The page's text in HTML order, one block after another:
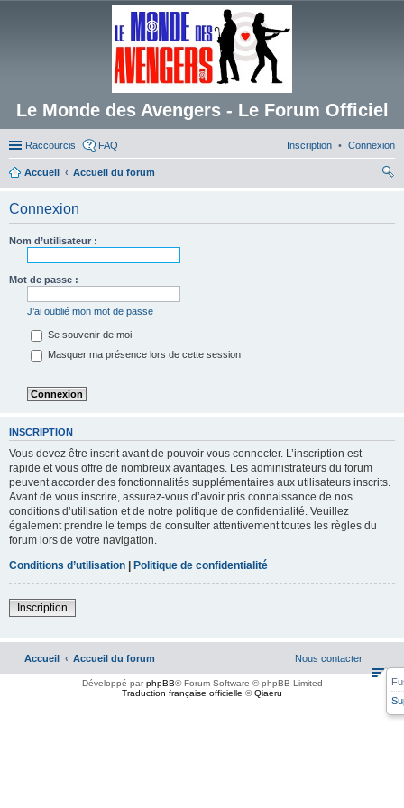
Le Monde des Avengers - Le Forum Officiel
Raccourcis FAQ Connexion
Inscription
Accueil
Accueil du forum
Connexion
Nom d’utilisateur :
Mot de passe :
J’ai oublié mon mot de passe
Se souvenir de moi
Masquer ma présence lors de cette session
INSCRIPTION
Vous devez être inscrit avant de pouvoir vous connecter. L’inscription est
rapide et vous offre de nombreux avantages. Les administrateurs du forum
peuvent accorder des fonctionnalités supplémentaires aux utilisateurs inscrits.
Avant de vous inscrire, assurez-vous d’avoir pris connaissance de nos
conditions d’utilisation et de notre politique de confidentialité. Veuillez
également prendre le temps de consulter attentivement toutes les règles du
forum lors de votre navigation.
Conditions d’utilisation | Politique de confidentialité
Inscription
Accueil Accueil du forum Nous contacter
Développé parphpBB® Forum Software © phpBB Limited
Traduction française officielle ©Qiaeru